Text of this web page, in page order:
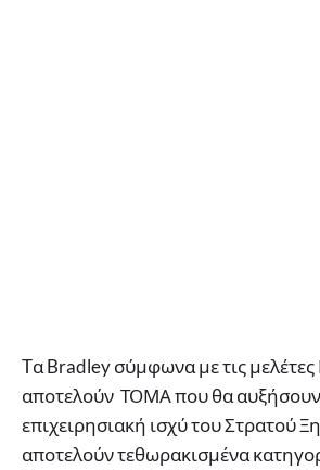
Tα Bradley σύμφωνα με τις μελέτες
αποτελούν ΤΟΜΑ που θα
επιχειρησιακή ισχύ του Στρατού
αποτελούν τεθωρακισμένα